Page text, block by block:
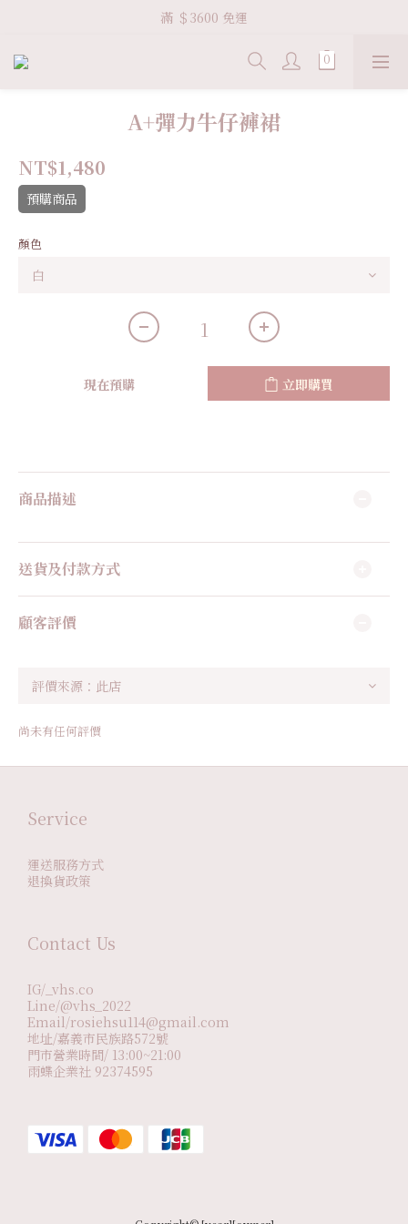
Welcome VHS.co
滿 ＄3600 免運
Welcome VHS.co
A+彈力牛仔褲裙
NT$1,480
預購商品
顏色
現在預購 立即購買
商品描述
送貨及付款方式
顧客評價
尚未有任何評價
Service
運送服務方式
退換貨政策
Contact Us
IG/_vhs.co
Line/@vhs_2022
Email/rosiehsu114@gmail.com
地址/嘉義市民族路572號
門市營業時間/ 13:00~21:00
雨蝶企業社 92374595